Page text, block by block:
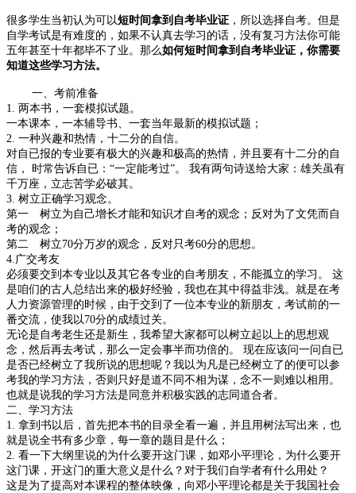
很多学生当初认为可以短时间拿到自考毕业证 ，所以选择自考。 但是
自学考试是有难度的，如果不认真去学习的话，没有复习方法你可能
五年甚至十年都毕不了业。那么如何短时间拿到自考毕业证，你需要
知道这些学习方法。
一、考前准备
1. 两本书，一套模拟试题。
一本课本，一本辅导书、一套当年最新的模拟试题；
2. 一种兴趣和热情，十二分的自信。
对自已报的专业要有极大的兴趣和极高的热情，并且要有十二分的自
信， 时常告诉自已：“一定能考过”。 我有两句诗送给大家：雄关虽有
千万座，立志苦学必破其。
3. 树立正确学习观念。
第一 树立为自己增长才能和知识才自考的观念；反对为了文凭而自
考的观念；
第二 树立70分万岁的观念，反对只考60分的思想。
4.广交考友
必须要交到本专业以及其它各专业的自考朋友，不能孤立的学习。 这
是咱们的古人总结出来的极好经验，我也在其中得益非浅。就是在考
人力资源管理的时候，由于交到了一位本专业的新朋友，考试前的一
番交流，使我以70分的成绩过关。
无论是自考老生还是新生，我希望大家都可以树立起以上的思想观
念，然后再去考试，那么一定会事半而功倍的。 现在应该问一问自已
是否已经树立了我所说的思想呢？我以为凡是已经树立了的便可以参
考我的学习方法，否则只好是道不同不相为谋，念不一则难以相用。
也就是说我的学习方法是同意并积极实践的志同道合者。
二、学习方法
1. 拿到书以后，首先把本书的目录全看一遍，并且用树法写出来，也
就是说全书有多少章，每一章的题目是什么；
2. 看一下大纲里说的为什么要开这门课，如邓小平理论，为什么要开
这门课，开这门的重大意义是什么？对于我们自学者有什么用处？
这是为了提高对本课程的整体映像，向邓小平理论都是关于我国社会